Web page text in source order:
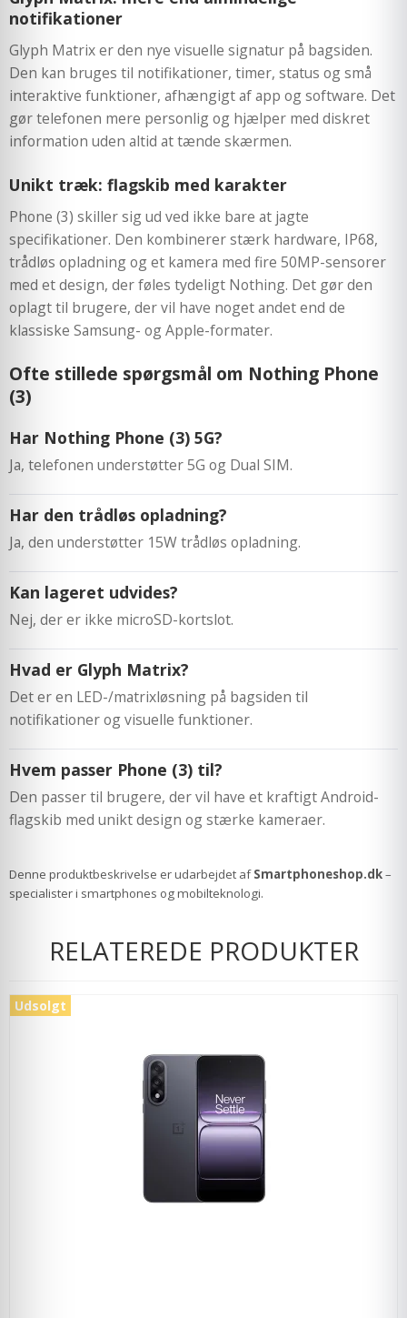
notifikationer
Glyph Matrix er den nye visuelle signatur på bagsiden.
Den kan bruges til notifikationer, timer, status og små
interaktive funktioner, afhængigt af app og software. Det
gør telefonen mere personlig og hjælper med diskret
information uden altid at tænde skærmen.
Unikt træk: flagskib med karakter
Phone (3) skiller sig ud ved ikke bare at jagte
specifikationer. Den kombinerer stærk hardware, IP68,
trådløs opladning og et kamera med fire 50MP-sensorer
med et design, der føles tydeligt Nothing. Det gør den
oplagt til brugere, der vil have noget andet end de
klassiske Samsung- og Apple-formater.
Ofte stillede spørgsmål om Nothing Phone
(3)
Har Nothing Phone (3) 5G?
Ja, telefonen understøtter 5G og Dual SIM.
Har den trådløs opladning?
Ja, den understøtter 15W trådløs opladning.
Kan lageret udvides?
Nej, der er ikke microSD-kortslot.
Hvad er Glyph Matrix?
Det er en LED-/matrixløsning på bagsiden til
notifikationer og visuelle funktioner.
Hvem passer Phone (3) til?
Den passer til brugere, der vil have et kraftigt Android-
flagskib med unikt design og stærke kameraer.
Denne produktbeskrivelse er udarbejdet afSmartphoneshop.dk–
specialister i smartphones og mobilteknologi.
RELATEREDE PRODUKTER
Udsolgt